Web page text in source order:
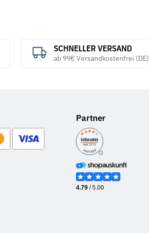
SCHNELLER VERSAND
ab 99€ Versandkostenfrei (DE)
Partner